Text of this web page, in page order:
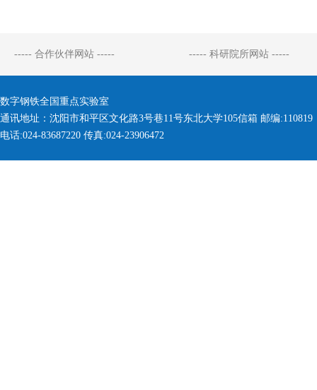
----- 合作伙伴网站 ----- ----- 科研院所网站 -----
数字钢铁全国重点实验室
通讯地址：沈阳市和平区文化路3号巷11号东北大学105信箱 邮编:110819
电话:024-83687220 传真:024-23906472